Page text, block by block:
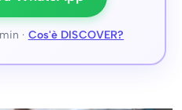
· Cos'è DISCOVER?